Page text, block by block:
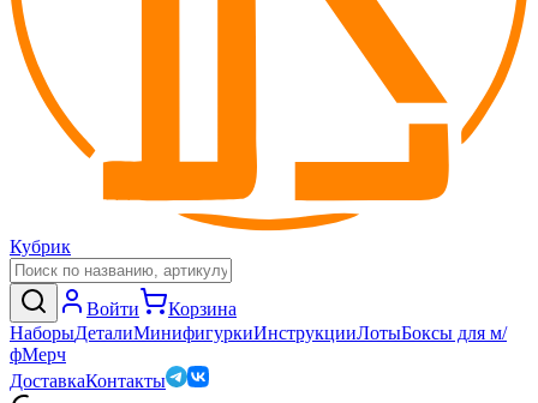
Кубрик
Войти
Корзина
НаборыДеталиМинифигуркиИнструкцииЛотыБоксы для м/
фМерч
ДоставкаКонтакты